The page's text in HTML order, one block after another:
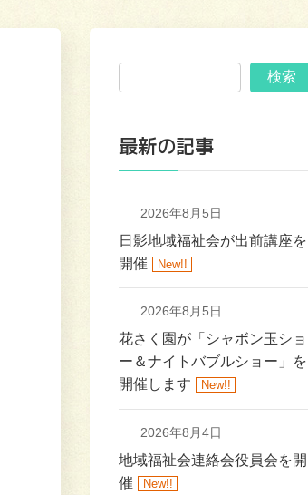
検索
最新の記事
2026年8月5日
日影地域福祉会が出前講座を
開催
New!!
2026年8月5日
花さく園が「シャボン玉ショ
ー＆ナイトバブルショー」を
開催します
New!!
2026年8月4日
地域福祉会連絡会役員会を開
催
New!!